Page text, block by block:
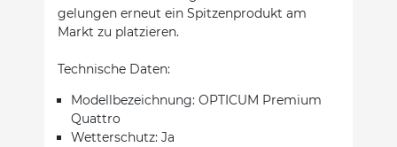
gelungen erneut ein Spitzenprodukt am
Markt zu platzieren.
Technische Daten:
Modellbezeichnung: OPTICUM Premium
Quattro
Wetterschutz: Ja